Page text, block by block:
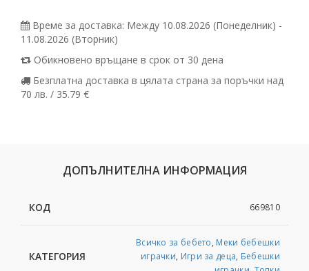
Време за доставка: Между 10.08.2026 (Понеделник) -
11.08.2026 (Вторник)
Обикновено връщане в срок от 30 дена
Безплатна доставка в цялата страна за поръчки над
70 лв. / 35.79 €
ДОПЪЛНИТЕЛНА ИНФОРМАЦИЯ
КОД 669810
КАТЕГОРИЯ
Всичко за бебето, Меки бебешки
играчки, Игри за деца, Бебешки